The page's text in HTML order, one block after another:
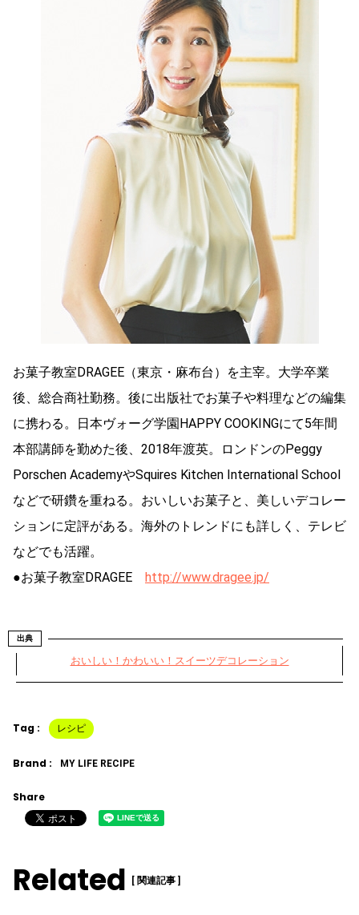
お菓子教室DRAGEE（東京・麻布台）を主宰。大学卒業
後、総合商社勤務。後に出版社でお菓子や料理などの編集
に携わる。日本ヴォーグ学園HAPPY COOKINGにて5年間
本部講師を勤めた後、2018年渡英。ロンドンのPeggy
Porschen AcademyやSquires Kitchen International School
などで研鑽を重ねる。おいしいお菓子と、美しいデコレー
ションに定評がある。海外のトレンドにも詳しく、テレビ
などでも活躍。
●お菓子教室DRAGEE
http://www.dragee.jp/
出典
おいしい！かわいい！スイーツデコレーション
Tag : レシピ
Brand : MY LIFE RECIPE
Share
Related [ 関連記事 ]